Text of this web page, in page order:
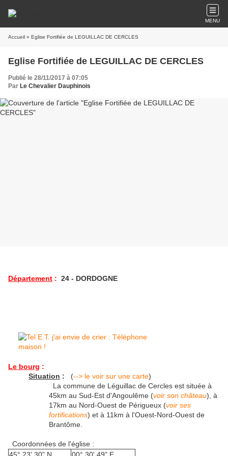
MENU
Accueil » Eglise Fortifiée de LEGUILLAC DE CERCLES
Eglise Fortifiée de LEGUILLAC DE CERCLES
Publié le 28/11/2017 à 07:05
Par Le Chevalier Dauphinois
Département : 24 - DORDOGNE
Le bourg :
Situation : (--> le voir sur une carte)
La commune de Léguillac de Cercles est située à
45km au Sud-Est d'Angoulême (voir son château), à
17km au Nord-Ouest de Périgueux (voir ses
fortifications) et à 11km à l'Ouest-Nord-Ouest de
Brantôme.
Coordonnées de l'église :